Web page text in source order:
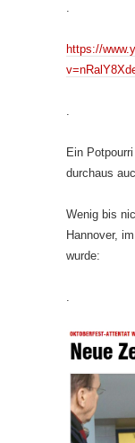
.
https://
.
Ein
durchaus
Wenig bis
Hannover,
wurde:
.